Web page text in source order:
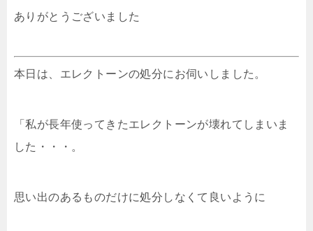
ありがとうございました
本日は、エレクトーンの処分にお伺いしました。
「私が長年使ってきたエレクトーンが壊れてしまいま
した・・・。
思い出のあるものだけに処分しなくて良いように